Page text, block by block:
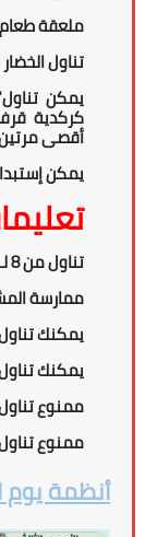
ملعقة طعام زيت
تناول
يمكن
كركدية
أقصى
يمكن إستبدال الـ 2 حبة جزر بـ
تناول من 8 لـ 12 كوب ماء يومياً
ممارسة
يمكنك
يمكنك
ممنوع
ممنوع
أنظمة يوم